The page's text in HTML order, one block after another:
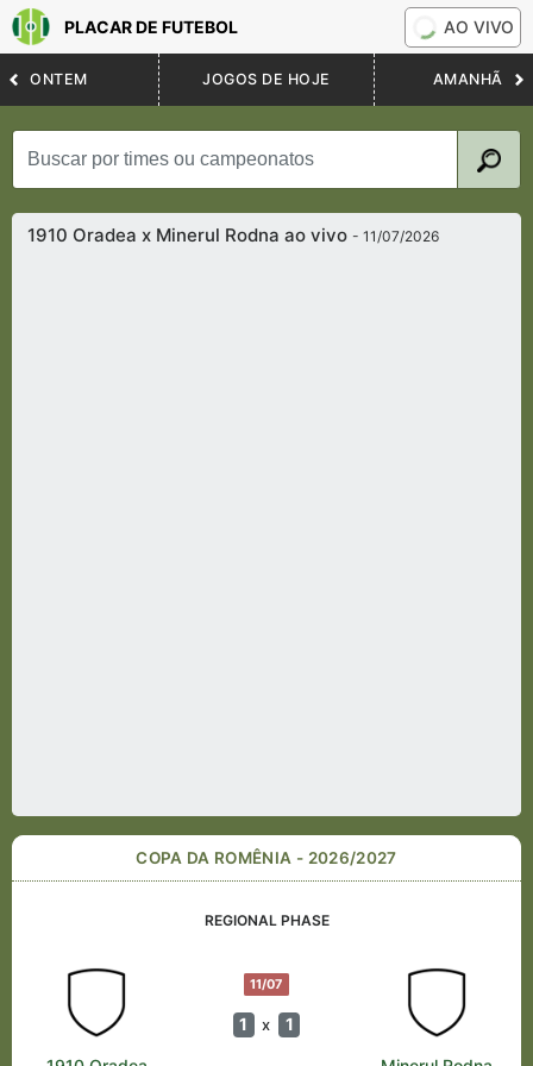
PLACAR DE FUTEBOL AO VIVO
ONTEM JOGOS DE HOJE AMANHÃ
1910 Oradea x Minerul Rodna ao vivo- 11/07/2026
COPA DA ROMÊNIA - 2026/2027
REGIONAL PHASE
11/07
1 x 1